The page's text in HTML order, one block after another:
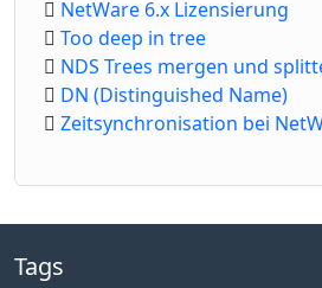
NetWare 6.x Lizensierung
Too deep in tree
NDS Trees mergen und
DN (Distinguished Name)
Zeitsynchronisation bei
Tags